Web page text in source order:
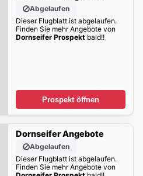
Abgelaufen
Dieser Flugblatt ist abgelaufen.
Finden Sie mehr Angebote von
Dornseifer Prospektbald!!
Prospekt öffnen
Dornseifer Angebote
Abgelaufen
Dieser Flugblatt ist abgelaufen.
Finden Sie mehr Angebote von